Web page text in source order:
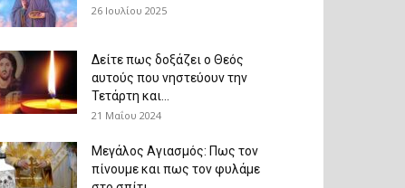
26 Ιουλίου 2025
Δείτε πως δοξάζει ο Θεός
αυτούς που νηστεύουν την
Τετάρτη και...
21 Μαΐου 2024
Μεγάλος Αγιασμός: Πως τον
πίνουμε και πως τον φυλάμε